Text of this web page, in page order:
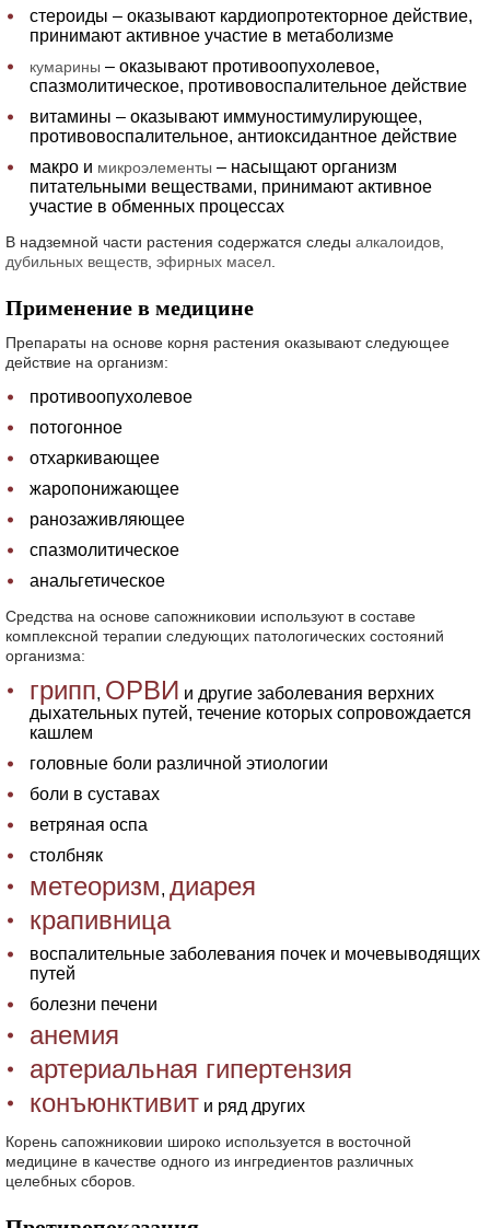
стероиды – оказывают кардиопротекторное действие,
принимают активное участие в метаболизме
кумарины – оказывают противоопухолевое,
спазмолитическое, противовоспалительное действие
витамины – оказывают иммуностимулирующее,
противовоспалительное, антиоксидантное действие
макро и микроэлементы – насыщают организм
питательными веществами, принимают активное
участие в обменных процессах
В надземной части растения содержатся следы алкалоидов
дубильных веществ эфирных масел
Применение в медицине
Препараты на основе корня растения оказывают следующее
действие на организм:
противоопухолевое
потогонное
отхаркивающее
жаропонижающее
ранозаживляющее
спазмолитическое
анальгетическое
Средства на основе сапожниковии используют в составе
комплексной терапии следующих патологических состояний
организма:
грипп, ОРВИ и другие заболевания верхних
дыхательных путей, течение которых сопровождается
кашлем
головные боли различной этиологии
боли в суставах
ветряная оспа
столбняк
метеоризм, диарея
крапивница
воспалительные заболевания почек и мочевыводящих
путей
болезни печени
анемия
артериальная гипертензия
конъюнктивит и ряд других
Корень сапожниковии широко используется в восточной
медицине в качестве одного из ингредиентов различных
целебных сборов.